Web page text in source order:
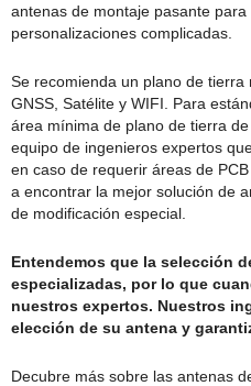
antenas de montaje pasante
personalizaciones complicadas.
Se recomienda un plano de tierra
GNSS, Satélite y WIFI. Para
área mínima de plano de tierra de
equipo de ingenieros expertos
en caso de requerir áreas de
a encontrar la mejor solución de
de modificación especial.
Entendemos que la selección
especializadas, por lo que
nuestros expertos. Nuestros
elección de su antena y
Decubre más sobre las antenas